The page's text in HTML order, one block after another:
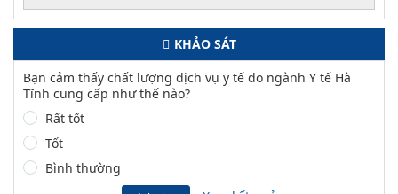
KHẢO SÁT
Bạn cảm thấy chất lượng dịch vụ y tế do ngành Y tế Hà
Tĩnh cung cấp như thế nào?
Rất tốt
Tốt
Bình thường